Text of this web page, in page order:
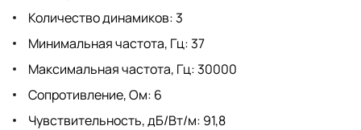
Количество динамиков: 3
Минимальная частота, Гц: 37
Максимальная частота, Гц: 30000
Сопротивление, Ом: 6
Чувствительность, дБ/Вт/м: 91,8